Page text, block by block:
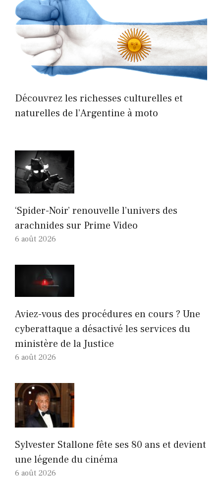
Découvrez les richesses culturelles et
naturelles de l’Argentine à moto
‘Spider-Noir’ renouvelle l’univers des
arachnides sur Prime Video
6 août 2026
Aviez-vous des procédures en cours ? Une
cyberattaque a désactivé les services du
ministère de la Justice
6 août 2026
Sylvester Stallone fête ses 80 ans et devient
une légende du cinéma
6 août 2026